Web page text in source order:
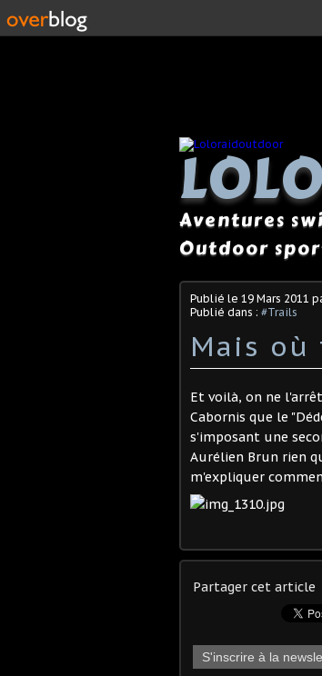
Aventures
Outdoor
Publié le 19 Mars 2011
Publié dans : #Trails
Mais
Et voilà, on ne
Cabornis que le
s'imposant une
Aurélien Brun rien
m'expliquer
Partager cet article
S'inscrire à la